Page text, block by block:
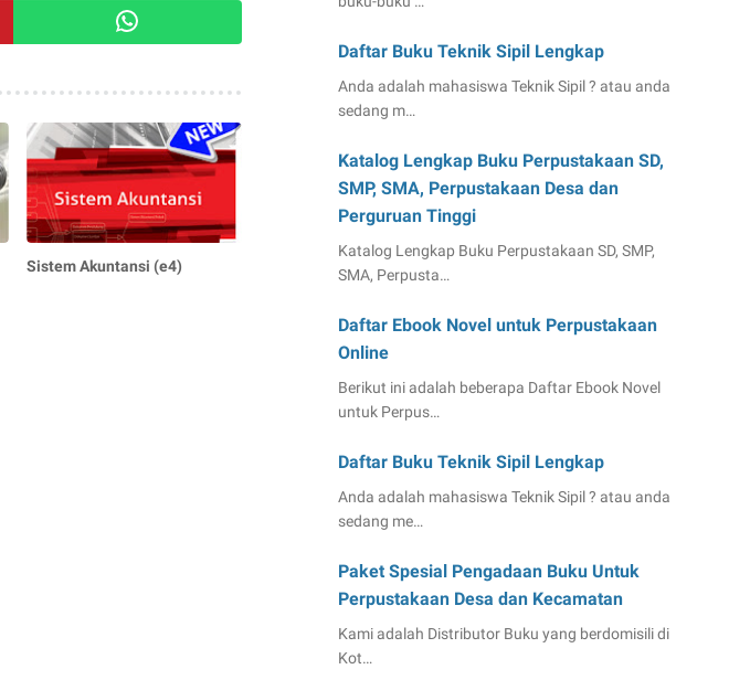
Sistem Akuntansi (e4)
Daftar Buku Teknik Sipil Lengkap
Anda adalah mahasiswa Teknik Sipil ? atau anda
sedang m…
Katalog Lengkap Buku Perpustakaan SD,
SMP, SMA, Perpustakaan Desa dan
Perguruan Tinggi
Katalog Lengkap Buku Perpustakaan SD, SMP,
SMA, Perpusta…
Daftar Ebook Novel untuk Perpustakaan
Online
Berikut ini adalah beberapa Daftar Ebook Novel
untuk Perpus…
Daftar Buku Teknik Sipil Lengkap
Anda adalah mahasiswa Teknik Sipil ? atau anda
sedang me…
Paket Spesial Pengadaan Buku Untuk
Perpustakaan Desa dan Kecamatan
Kami adalah Distributor Buku yang berdomisili di
Kot…